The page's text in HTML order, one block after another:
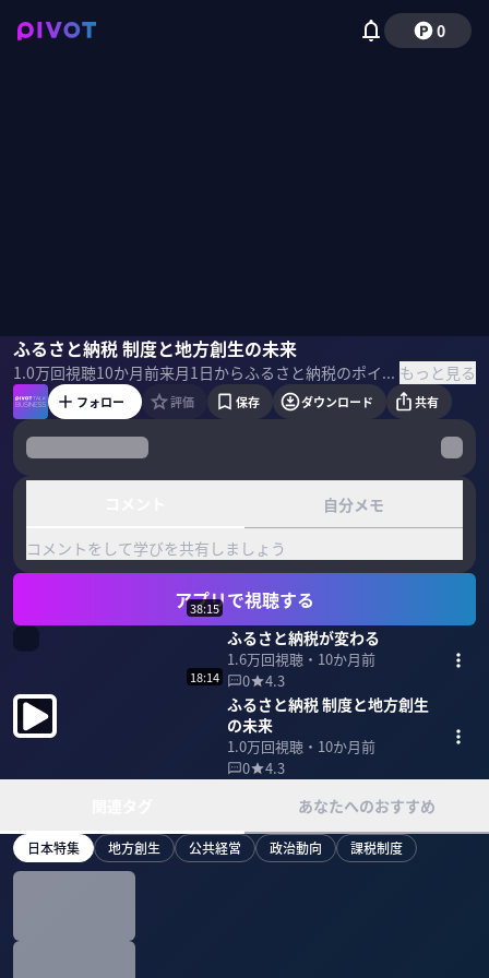
0
ふるさと納税 制度と地方創生の未来
1.0万回視聴10か月前 来月1日からふるさと納税のポイント付与が全面禁止になる。さちふる・笹川千尋代表は「制度自体の意義を見つめ直す機会だ」と述べる。地方創生のあり方はどうなるのか？消費者に求められることとは？ ＜ゲスト＞ 笹川千尋｜さちふる代表 福井県を中心に「ふるさと納税」の中間事業者として活動。受託自治体では3年間で寄附額を1,395%増加させ、全国10位を達成。講演やアドバイザーとしても活動。ふるさと納税地域商社会理事も務める。 サムネイル 写真：iStock もっと見る
笹川千尋野嶋紗己子
フォロー 評価 保存 ダウンロード 共有
自分メモ
コメントをして学びを共有しましょう
アプリで視聴する
38:15
ふるさと納税が変わる
1.6万回視聴・ 10か月前
0
4.3
18:14
ふるさと納税 制度と地方創生
の未来
1.0万回視聴・ 10か月前
0
4.3
あなたへのおすすめ
日本特集 地方創生 公共経営 政治動向 課税制度